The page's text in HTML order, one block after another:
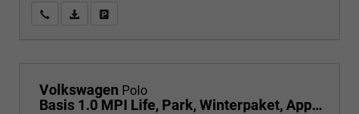
Wir rufen Sie anPDF-Fahrzeugexposé drucken
Volkswagen Polo
Basis 1.0 MPI Life, Park, Winterpaket, App-Connect, sofort